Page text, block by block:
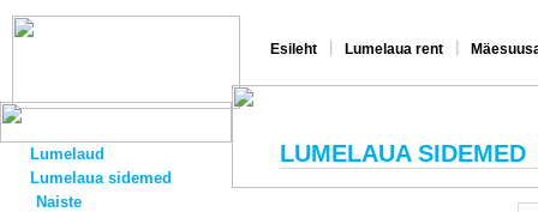
Esileht Lumelaua rent
Lumelaud
Lumelaua sidemed
Naiste
LUMELAUA SIDEMED